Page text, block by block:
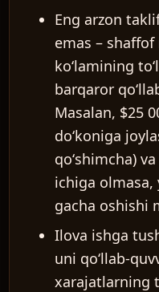
Eng arzon
emas –
koʻlamining
barqaror
Masalan, $25
doʻkoniga
qoʻshimcha)
ichiga olmasa,
gacha oshishi
Ilova ishga
uni qoʻllab-
xarajatlarning